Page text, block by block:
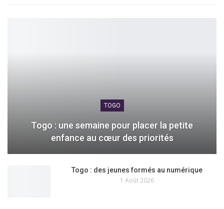
TOGO
Togo : une semaine pour placer la petite
enfance au cœur des priorités
Togo : des jeunes formés au numérique
1 Août 2026